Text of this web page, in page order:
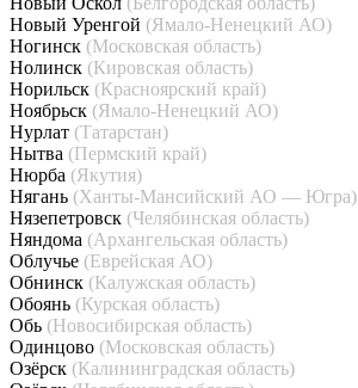
Новый Уренгой (Ямало-Ненецкий АО)
Ногинск (Московская область)
Нолинск (Кировская область)
Норильск (Красноярский край)
Ноябрьск (Ямало-Ненецкий АО)
Нурлат (Татарстан)
Нытва (Пермский край)
Нюрба (Якутия)
Нягань (Ханты-Мансийский АО — Югра)
Нязепетровск (Челябинская область)
Няндома (Архангельская область)
Облучье (Еврейская АО)
Обнинск (Калужская область)
Обоянь (Курская область)
Обь (Новосибирская область)
Одинцово (Московская область)
Озёрск (Калининградская область)